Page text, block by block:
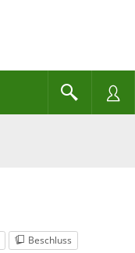
Beschluss